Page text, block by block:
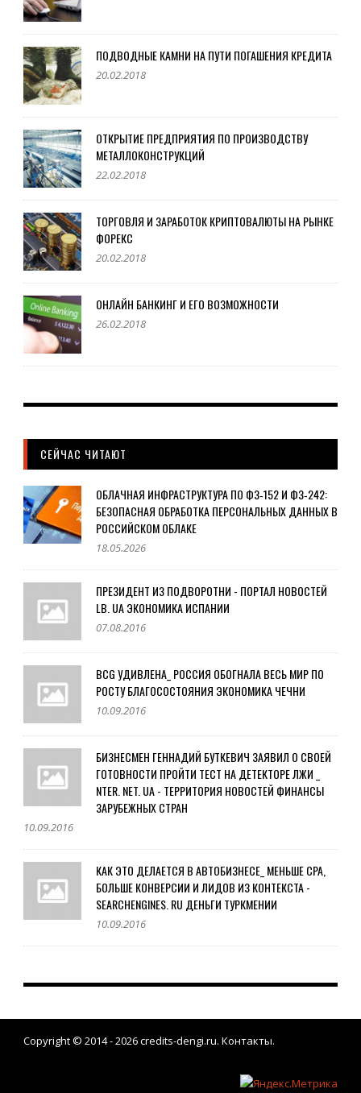
ПОДВОДНЫЕ КАМНИ НА ПУТИ ПОГАШЕНИЯ КРЕДИТА
20.02.2018
ОТКРЫТИЕ ПРЕДПРИЯТИЯ ПО ПРОИЗВОДСТВУ
МЕТАЛЛОКОНСТРУКЦИЙ
22.02.2018
ТОРГОВЛЯ И ЗАРАБОТОК КРИПТОВАЛЮТЫ НА РЫНКЕ
ФОРЕКС
20.02.2018
ОНЛАЙН БАНКИНГ И ЕГО ВОЗМОЖНОСТИ
26.02.2018
СЕЙЧАС ЧИТАЮТ
ОБЛАЧНАЯ ИНФРАСТРУКТУРА ПО ФЗ‑152 И ФЗ‑242:
БЕЗОПАСНАЯ ОБРАБОТКА ПЕРСОНАЛЬНЫХ ДАННЫХ В
РОССИЙСКОМ ОБЛАКЕ
18.05.2026
ПРЕЗИДЕНТ ИЗ ПОДВОРОТНИ - ПОРТАЛ НОВОСТЕЙ
LB. UA ЭКОНОМИКА ИСПАНИИ
07.08.2016
BCG УДИВЛЕНА_ РОССИЯ ОБОГНАЛА ВЕСЬ МИР ПО
РОСТУ БЛАГОСОСТОЯНИЯ ЭКОНОМИКА ЧЕЧНИ
10.09.2016
БИЗНЕСМЕН ГЕННАДИЙ БУТКЕВИЧ ЗАЯВИЛ О СВОЕЙ
ГОТОВНОСТИ ПРОЙТИ ТЕСТ НА ДЕТЕКТОРЕ ЛЖИ _
NTER. NET. UA - ТЕРРИТОРИЯ НОВОСТЕЙ ФИНАНСЫ
ЗАРУБЕЖНЫХ СТРАН
10.09.2016
КАК ЭТО ДЕЛАЕТСЯ В АВТОБИЗНЕСЕ_ МЕНЬШЕ СРА,
БОЛЬШЕ КОНВЕРСИИ И ЛИДОВ ИЗ КОНТЕКСТА -
SEARCHENGINES. RU ДЕНЬГИ ТУРКМЕНИИ
10.09.2016
Copyright © 2014 - 2026credits-dengi.ru. Контакты.